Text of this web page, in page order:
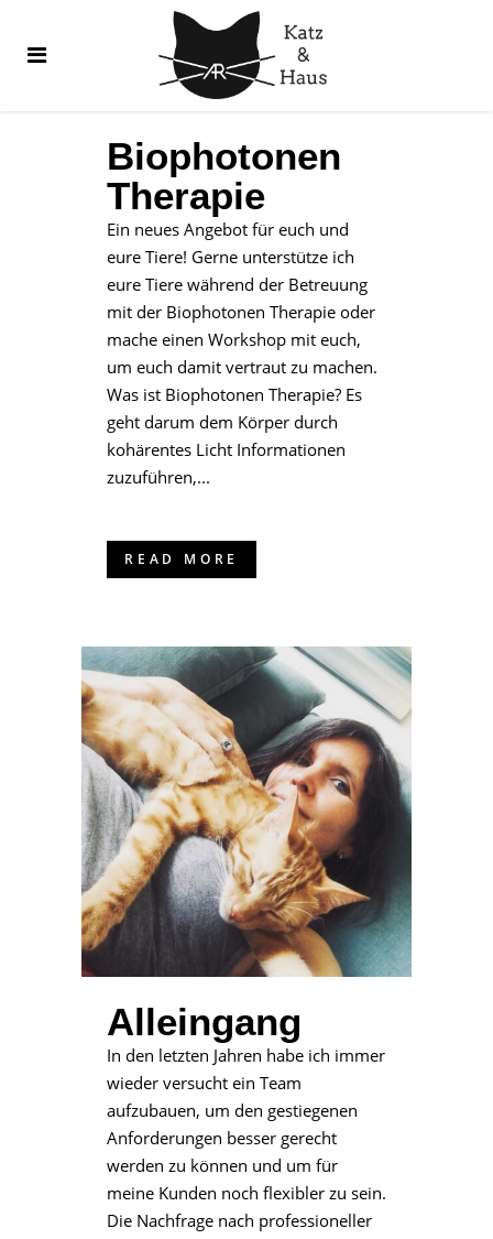
Biophotonen
Therapie
Ein neues Angebot für euch und
eure Tiere! Gerne unterstütze ich
eure Tiere während der Betreuung
mit der Biophotonen Therapie oder
mache einen Workshop mit euch,
um euch damit vertraut zu machen.
Was ist Biophotonen Therapie? Es
geht darum dem Körper durch
kohärentes Licht Informationen
zuzuführen,...
READ MORE
Alleingang
In den letzten Jahren habe ich immer
wieder versucht ein Team
aufzubauen, um den gestiegenen
Anforderungen besser gerecht
werden zu können und um für
meine Kunden noch flexibler zu sein.
Die Nachfrage nach professioneller